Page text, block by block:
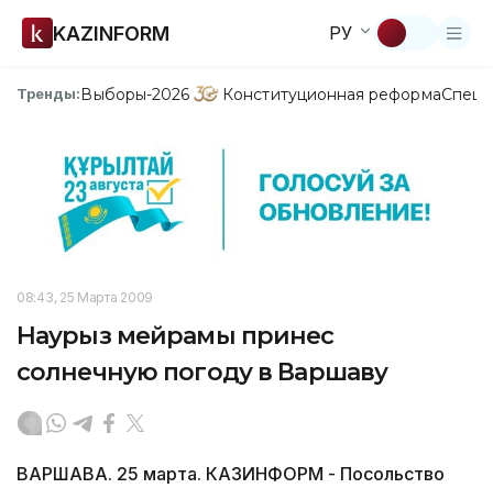
KAZINFORM РУ
Тренды:Выборы-2026 Конституционная реформа
08:43, 25 Марта 2009
Наурыз мейрамы принес
солнечную погоду в Варшаву
ВАРШАВА. 25 марта. КАЗИНФОРМ - Посольство